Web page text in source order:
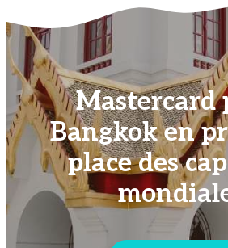
Mastercard
Bangkok en
place des